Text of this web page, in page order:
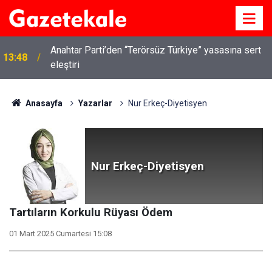
13:48
Anahtar Parti’den “Terörsüz Türkiye” yasasına sert
eleştiri
Anasayfa Yazarlar Nur Erkeç-Diyetisyen
Nur Erkeç-Diyetisyen
Tartıların Korkulu Rüyası Ödem
01 Mart 2025 Cumartesi 15:08